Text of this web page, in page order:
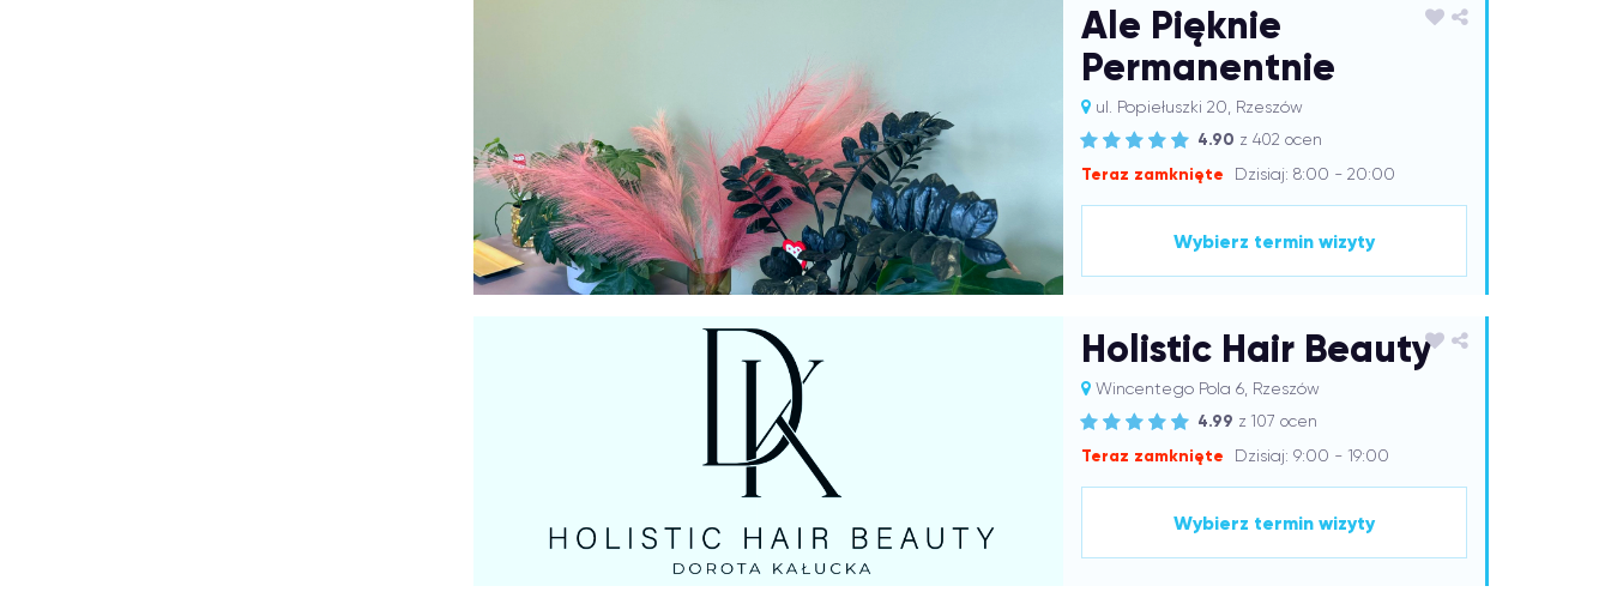
Ale Pięknie
Permanentnie
ul. Popiełuszki 20, Rzeszów
4.90 z 402 ocen
Teraz zamknięte Dzisiaj: 8:00 - 20:00
Wybierz termin wizyty
Holistic Hair Beauty
Wincentego Pola 6, Rzeszów
4.99 z 107 ocen
Teraz zamknięte Dzisiaj: 9:00 - 19:00
Wybierz termin wizyty